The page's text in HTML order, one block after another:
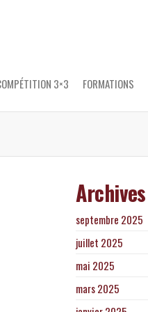
3×3 FORMATIONS
Archives
septembre 2025
juillet 2025
mai 2025
mars 2025